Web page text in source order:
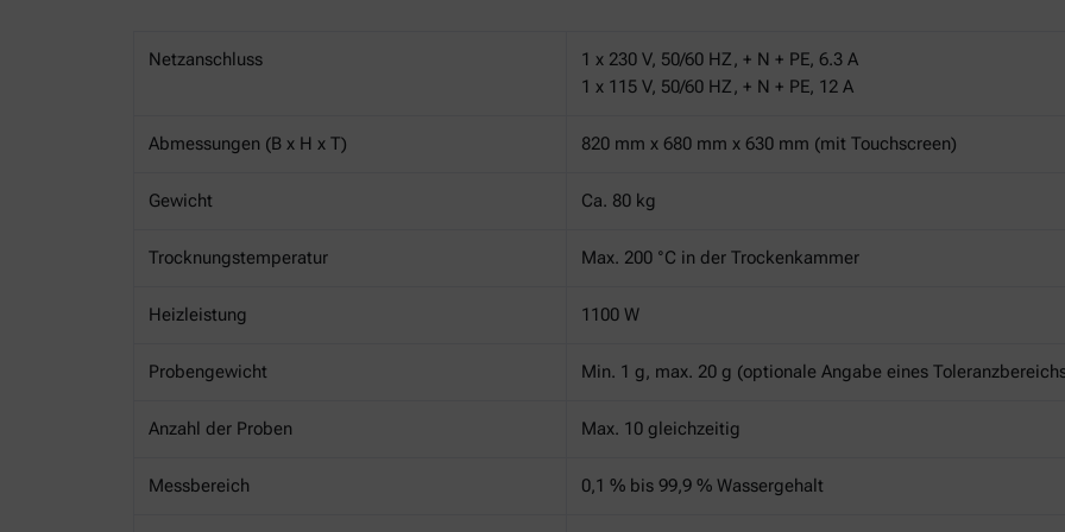
Netzanschluss
1 x 230 V, 50/60 HZ, + N + PE, 6.3 A
1 x 115 V, 50/60 HZ, + N + PE, 12 A
Abmessungen (B x H x T) 820 mm x 680 mm x 630 mm (mit Touchscreen)
Gewicht Ca. 80 kg
Trocknungstemperatur Max. 200 °C in der Trockenkammer
Heizleistung 1100 W
Probengewicht Min. 1 g, max. 20 g (optionale Angabe eines
Anzahl der Proben Max. 10 gleichzeitig
Messbereich 0,1 % bis 99,9 % Wassergehalt